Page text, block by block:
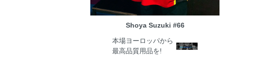
Shoya Suzuki #66
本場ヨーロッパから
最高品質用品を!